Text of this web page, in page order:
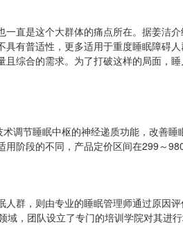
一直是这个大群体的痛点所在。据姜洁
有普适性，更多适用于重度睡眠障碍
综合的需求。为了打破这样的局面，
调节睡眠中枢的神经递质功能，改善睡
阶段的不同，产品定价区间在299～
群，则由专业的睡眠管理师通过原因
，团队设立了专门的培训学院对其进